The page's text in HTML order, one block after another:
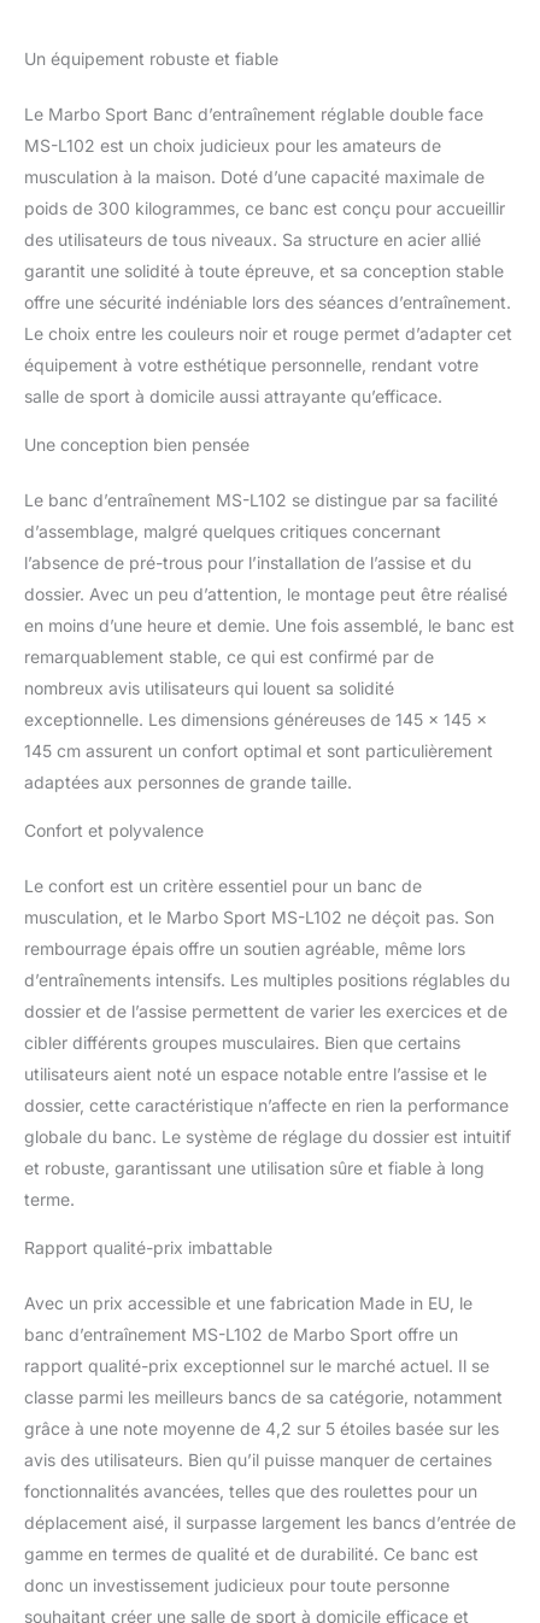
Construction très résistante : profils en acier
poudre – haute stabilité avec une capacité
maximale de 300 kg. Rembourrage
ergonomique : dossier 81 × 27 cm, assise 30
× 27 cm – protection anti-abrasion grâce à
un renfort en cuir supplémentaire dans les
zones très sollicitées.
Un équipement robuste et fiable
Le Marbo Sport Banc d’entraînement réglable double face
MS-L102 est un choix judicieux pour les amateurs de
musculation à la maison. Doté d’une capacité maximale de
poids de 300 kilogrammes, ce banc est conçu pour accueillir
des utilisateurs de tous niveaux. Sa structure en acier allié
garantit une solidité à toute épreuve, et sa conception stable
offre une sécurité indéniable lors des séances d’entraînement.
Le choix entre les couleurs noir et rouge permet d’adapter cet
équipement à votre esthétique personnelle, rendant votre
salle de sport à domicile aussi attrayante qu’efficace.
Une conception bien pensée
Le banc d’entraînement MS-L102 se distingue par sa facilité
d’assemblage, malgré quelques critiques concernant
l’absence de pré-trous pour l’installation de l’assise et du
dossier. Avec un peu d’attention, le montage peut être réalisé
en moins d’une heure et demie. Une fois assemblé, le banc est
remarquablement stable, ce qui est confirmé par de
nombreux avis utilisateurs qui louent sa solidité
exceptionnelle. Les dimensions généreuses de 145 x 145 x
145 cm assurent un confort optimal et sont particulièrement
adaptées aux personnes de grande taille.
Confort et polyvalence
Le confort est un critère essentiel pour un banc de
musculation, et le Marbo Sport MS-L102 ne déçoit pas. Son
rembourrage épais offre un soutien agréable, même lors
d’entraînements intensifs. Les multiples positions réglables du
dossier et de l’assise permettent de varier les exercices et de
cibler différents groupes musculaires. Bien que certains
utilisateurs aient noté un espace notable entre l’assise et le
dossier, cette caractéristique n’affecte en rien la performance
globale du banc. Le système de réglage du dossier est intuitif
et robuste, garantissant une utilisation sûre et fiable à long
terme.
Rapport qualité-prix imbattable
Avec un prix accessible et une fabrication Made in EU, le
banc d’entraînement MS-L102 de Marbo Sport offre un
rapport qualité-prix exceptionnel sur le marché actuel. Il se
classe parmi les meilleurs bancs de sa catégorie, notamment
grâce à une note moyenne de 4,2 sur 5 étoiles basée sur les
avis des utilisateurs. Bien qu’il puisse manquer de certaines
fonctionnalités avancées, telles que des roulettes pour un
déplacement aisé, il surpasse largement les bancs d’entrée de
gamme en termes de qualité et de durabilité. Ce banc est
donc un investissement judicieux pour toute personne
souhaitant créer une salle de sport à domicile efficace et